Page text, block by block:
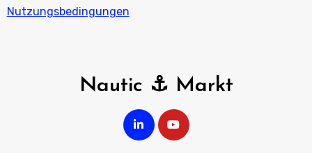
Nutzungsbedingungen
Nautic ⚓ Markt